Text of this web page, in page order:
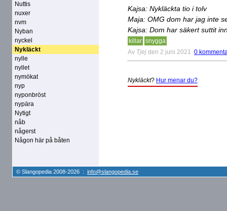
Nuttis
nuxer
nvm
Nyban
nyckel
Nykläckt
nylle
nyllet
nymökat
nyp
nyponbröst
nypära
Nytigt
nåb
någerst
Någon här på båten
Kajsa: Nykläckta tio i tolv
Maja: OMG dom har jag inte
Kajsa: Dom har säkert suttit
killar snygga
Av Tjej den 2 juni 2021 0
Nykläckt? Hur menar du?
© Slangopedia 2008-2026 : info@slangopedia.se